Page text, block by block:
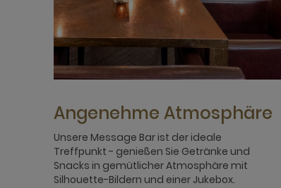
Angenehme Atmosphäre
Unsere Message Bar ist der ideale
Treffpunkt - genießen Sie Getränke und
Snacks in gemütlicher Atmosphäre mit
Silhouette-Bildern und einer Jukebox.